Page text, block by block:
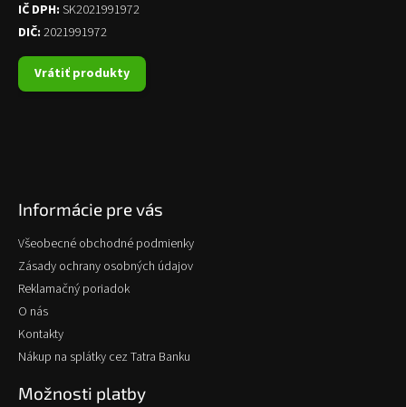
IČ DPH: SK2021991972
DIČ: 2021991972
Vrátiť produkty
Informácie pre vás
Všeobecné obchodné podmienky
Zásady ochrany osobných údajov
Reklamačný poriadok
O nás
Kontakty
Nákup na splátky cez Tatra Banku
Možnosti platby